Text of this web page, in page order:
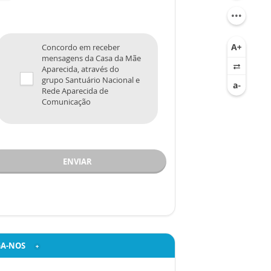
Concordo em receber
mensagens da Casa da Mãe
Aparecida, através do
grupo Santuário Nacional e
Rede Aparecida de
Comunicação
ENVIAR
NOS